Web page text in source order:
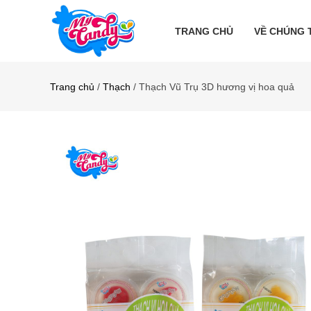
TRANG CHỦ VỀ CHÚNG
Trang chủ / Thạch / Thạch Vũ Trụ 3D hương vị hoa quả